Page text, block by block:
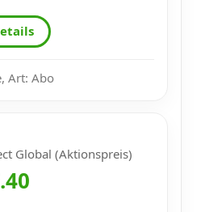
Art: Abo
Global (Aktionspreis)